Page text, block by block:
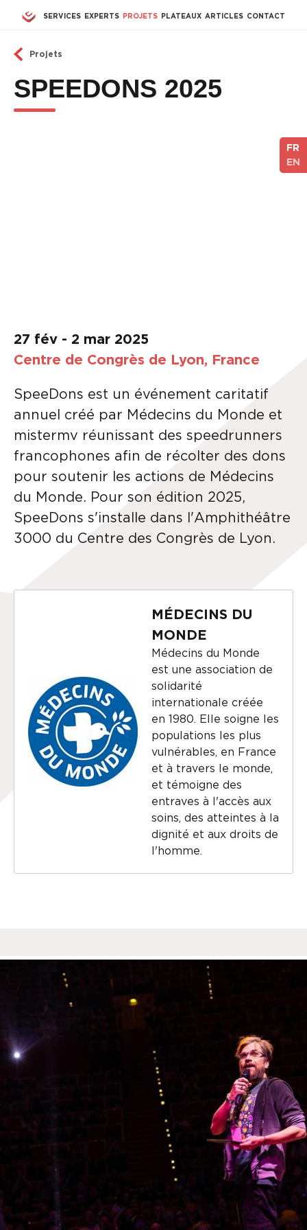
Aller au contenu principal
SERVICES EXPERTS PROJETS PLATEAUX ARTICLES CONTACT
FR
EN
Projets
SPEEDONS 2025
27 fév - 2 mar 2025
Centre de Congrès de Lyon, France
SpeeDons est un événement caritatif
annuel créé par Médecins du Monde et
mistermv réunissant des speedrunners
francophones afin de récolter des dons
pour soutenir les actions de Médecins
du Monde. Pour son édition 2025,
SpeeDons s'installe dans l'Amphithéâtre
3000 du Centre des Congrès de Lyon.
MÉDECINS DU
MONDE
Médecins du Monde
est une association de
solidarité
internationale créée
en 1980. Elle soigne les
populations les plus
vulnérables, en France
et à travers le monde,
et témoigne des
entraves à l'accès aux
soins, des atteintes à la
dignité et aux droits de
l'homme.